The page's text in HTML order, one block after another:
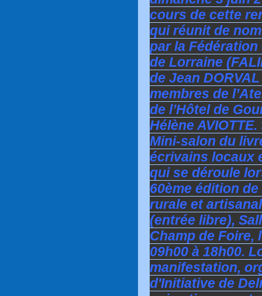
cours de cette
qui réunit de
par la
de Lorraine
de Jean
membres de
de l’Hôtel de
Hélène AVIOTTE.
Mini-salon du
écrivains locaux
qui se déroule
60ème édition
rurale et
(entrée libre),
Champ de Foire,
09h00 à 18h00.
manifestation,
d'Initiative de